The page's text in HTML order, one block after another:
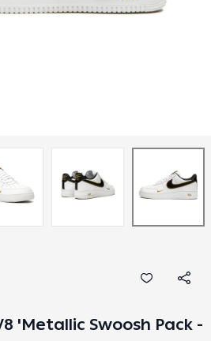
'Metallic Swoosh Pack -